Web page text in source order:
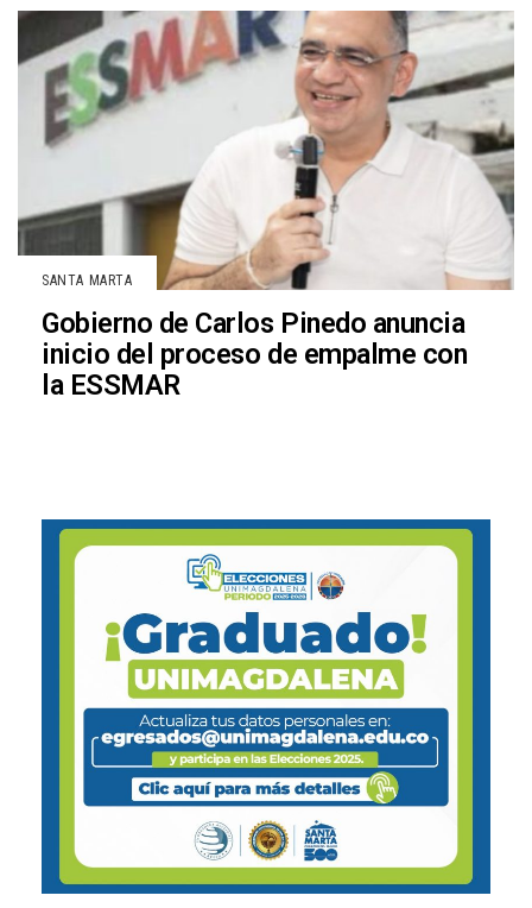
SANTA MARTA
Gobierno de Carlos Pinedo anuncia
inicio del proceso de empalme con
la ESSMAR